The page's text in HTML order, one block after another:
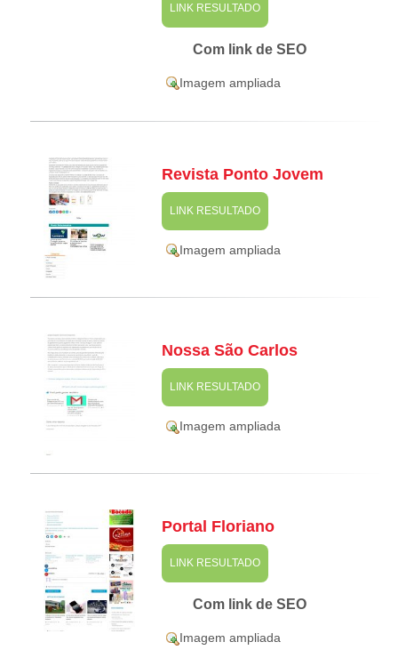
LINK RESULTADO
Com link de SEO
Imagem ampliada
Revista Ponto Jovem
LINK RESULTADO
Imagem ampliada
Nossa São Carlos
LINK RESULTADO
Imagem ampliada
Portal Floriano
LINK RESULTADO
Com link de SEO
Imagem ampliada